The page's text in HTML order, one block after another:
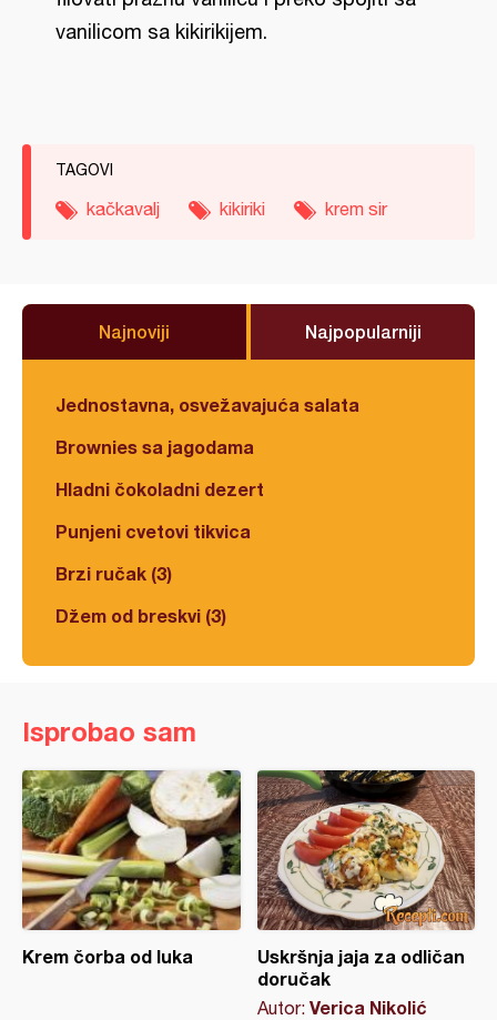
vanilicom sa kikirikijem.
TAGOVI
kačkavalj kikiriki krem sir
Najnoviji Najpopularniji
Jednostavna, osvežavajuća salata
Brownies sa jagodama
Hladni čokoladni dezert
Punjeni cvetovi tikvica
Brzi ručak (3)
Džem od breskvi (3)
Isprobao sam
Krem čorba od luka
Uskršnja jaja za odličan
doručak
Autor: Verica Nikolić